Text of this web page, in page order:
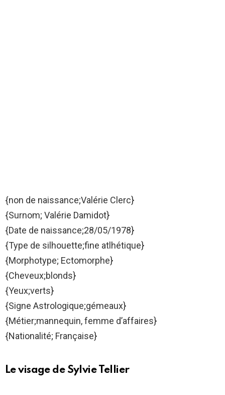
{non de naissance;Valérie Clerc}
{Surnom; Valérie Damidot}
{Date de naissance;28/05/1978}
{Type de silhouette;fine atlhétique}
{Morphotype; Ectomorphe}
{Cheveux;blonds}
{Yeux;verts}
{Signe Astrologique;gémeaux}
{Métier;mannequin, femme d’affaires}
{Nationalité; Française}
Le visage de Sylvie Tellier